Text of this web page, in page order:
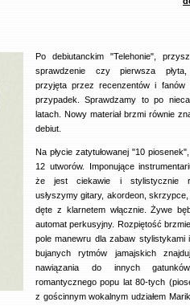
Po debiutanckim "Telehonie",
sprawdzenie czy pierwsza płyta,
przyjęta przez recenzentów i fanów
przypadek. Sprawdzamy to po
latach. Nowy materiał brzmi równie
debiut.
Na płycie zatytułowanej "10
12 utworów. Imponujące
że jest ciekawie i stylistycznie
usłyszymy gitary, akordeon,
dęte z klarnetem włącznie. Żywe
automat perkusyjny. Rozpiętość
pole manewru dla zabaw stylistykami
bujanych rytmów jamajskich
nawiązania do innych
romantycznego popu lat 80-tych
z gościnnym wokalnym udziałem